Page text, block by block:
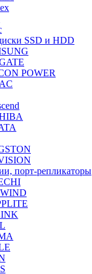
SSD и HDD
POWER
порт-репликаторы